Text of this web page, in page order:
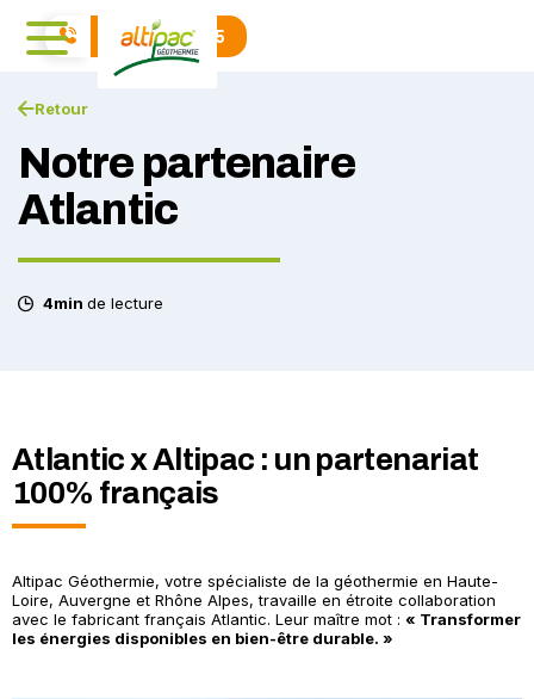
04 71 01 40 15
Retour
Notre partenaire
Atlantic
4min de lecture
Atlantic x Altipac : un partenariat
100% français
Altipac Géothermie, votre spécialiste de la géothermie en Haute-
Loire, Auvergne et Rhône Alpes, travaille en étroite collaboration
avec le fabricant français Atlantic. Leur maître mot : « Transformer
les énergies disponibles en bien-être durable. »